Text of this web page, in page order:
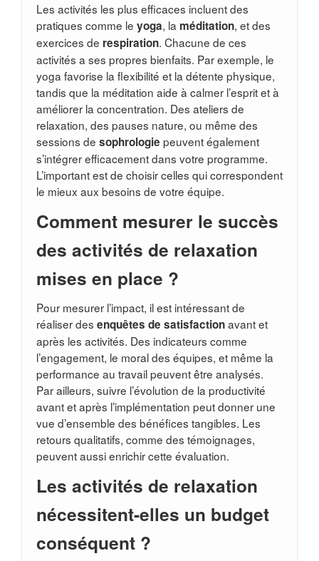
Les activités les plus efficaces incluent des
pratiques comme le yoga, la méditation, et des
exercices de respiration. Chacune de ces
activités a ses propres bienfaits. Par exemple, le
yoga favorise la flexibilité et la détente physique,
tandis que la méditation aide à calmer l’esprit et à
améliorer la concentration. Des ateliers de
relaxation, des pauses nature, ou même des
sessions de sophrologie peuvent également
s’intégrer efficacement dans votre programme.
L’important est de choisir celles qui correspondent
le mieux aux besoins de votre équipe.
Comment mesurer le succès
des activités de relaxation
mises en place ?
Pour mesurer l’impact, il est intéressant de
réaliser des enquêtes de satisfactionavant et
après les activités. Des indicateurs comme
l’engagement, le moral des équipes, et même la
performance au travail peuvent être analysés.
Par ailleurs, suivre l’évolution de la productivité
avant et après l’implémentation peut donner une
vue d’ensemble des bénéfices tangibles. Les
retours qualitatifs, comme des témoignages,
peuvent aussi enrichir cette évaluation.
Les activités de relaxation
nécessitent-elles un budget
conséquent ?